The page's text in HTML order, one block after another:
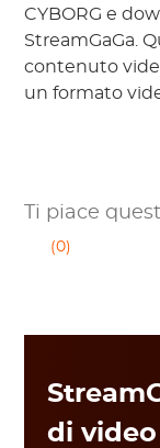
CYBORG e
StreamGaGa.
contenuto
un formato
Ti piace
(0)
di